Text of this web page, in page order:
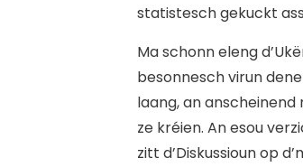
statistesch gekuckt
Ma schonn eleng
besonnesch virun
laang, an
ze kréien. An esou
zitt d’Diskussioun op